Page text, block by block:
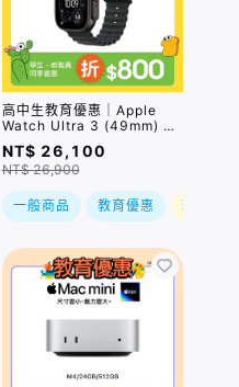
高中生教育優惠｜Apple
Watch Ultra 3 (49mm) 黑
色鈦金屬錶殼
NT$ 26,100
NT$ 26,900
一般商品 教育優惠 現折